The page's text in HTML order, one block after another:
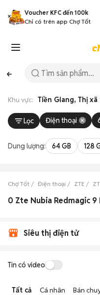
Voucher KFC đến 100k
Chỉ có trên app Chợ Tốt
Khu vực: Tiền Giang, Thị xã
Lọc Điện thoại
Dung lượng: 64 GB 128
Chợ Tốt Điện thoại ZTE
Siêu thị điện tử
Tin có video
Tất cả Cá nhân Bán